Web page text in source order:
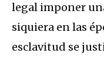
legal imponer
siquiera en las
esclavitud se